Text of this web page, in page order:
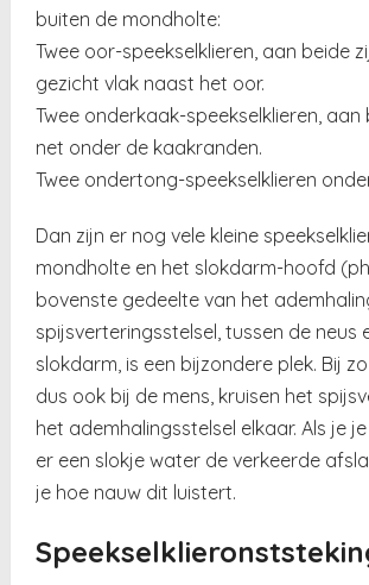
buiten de mondholte:
Twee oor-speekselklieren, aan beide
gezicht vlak naast het oor.
Twee onderkaak-speekselklieren, aan
net onder de kaakranden.
Twee ondertong-speekselklieren
Dan zijn er nog vele kleine
mondholte en het slokdarm-hoofd
bovenste gedeelte van het
spijsverteringsstelsel, tussen de neus
slokdarm, is een bijzondere plek. Bij
dus ook bij de mens, kruisen het
het ademhalingsstelsel elkaar. Als je
er een slokje water de verkeerde
je hoe nauw dit luistert.